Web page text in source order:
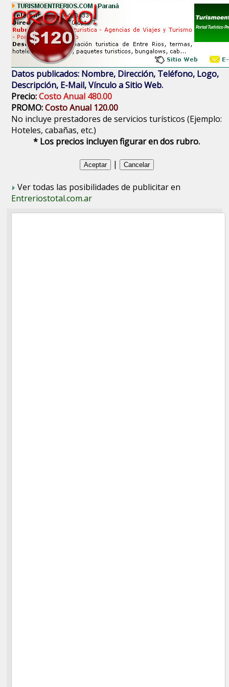
Datos publicados: Nombre, Dirección, Teléfono, Logo,
Descripción, E-Mail, Vínculo a Sitio Web.
Precio:Costo Anual 480.00
PROMO:Costo Anual 120.00
No incluye prestadores de servicios turísticos (Ejemplo:
Hoteles, cabañas, etc.)
* Los precios incluyen figurar en dos rubro.
|
Ver todas las posibilidades de publicitar en
Entreriostotal.com.ar